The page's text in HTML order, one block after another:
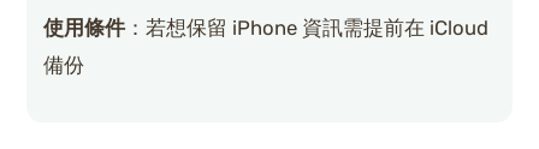
使用條件：若想保留 iPhone 資訊需提前在 iCloud
備份